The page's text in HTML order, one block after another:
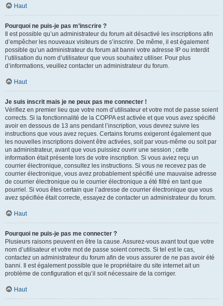
Haut
Pourquoi ne puis-je pas m’inscrire ?
Il est possible qu’un administrateur du forum ait désactivé les inscriptions afin
d’empêcher les nouveaux visiteurs de s’inscrire. De même, il est également
possible qu’un administrateur du forum ait banni votre adresse IP ou interdit
l’utilisation du nom d’utilisateur que vous souhaitez utiliser. Pour plus
d’informations, veuillez contacter un administrateur du forum.
Haut
Je suis inscrit mais je ne peux pas me connecter !
Vérifiez en premier lieu que votre nom d’utilisateur et votre mot de passe soient
corrects. Si la fonctionnalité de la COPPA est activée et que vous avez spécifié
avoir en dessous de 13 ans pendant l’inscription, vous devrez suivre les
instructions que vous avez reçues. Certains forums exigeront également que
les nouvelles inscriptions doivent être activées, soit par vous-même ou soit par
un administrateur, avant que vous puissiez ouvrir une session ; cette
information était présente lors de votre inscription. Si vous aviez reçu un
courrier électronique, consultez les instructions. Si vous ne recevez pas de
courrier électronique, vous avez probablement spécifié une mauvaise adresse
de courrier électronique ou le courrier électronique a été filtré en tant que
pourriel. Si vous êtes certain que l’adresse de courrier électronique que vous
avez spécifiée était correcte, essayez de contacter un administrateur du forum.
Haut
Pourquoi ne puis-je pas me connecter ?
Plusieurs raisons peuvent en être la cause. Assurez-vous avant tout que votre
nom d’utilisateur et votre mot de passe soient corrects. Si tel est le cas,
contactez un administrateur du forum afin de vous assurer de ne pas avoir été
banni. Il est également possible que le propriétaire du site internet ait un
problème de configuration et qu’il soit nécessaire de la corriger.
Haut